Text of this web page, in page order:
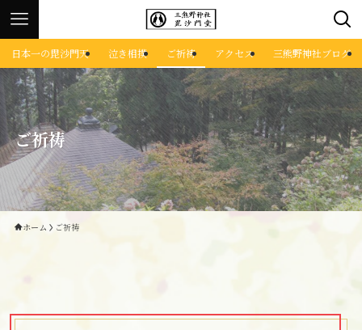
日本一の毘沙門天 泣き相撲 ご祈祷 アクセス 三熊野神社ブログ
ご祈祷
ホーム ご祈祷